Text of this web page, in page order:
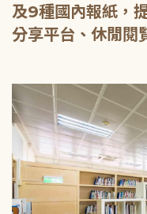
及9種國內報紙，